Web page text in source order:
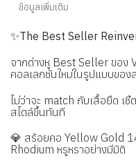
ข้อมูลเพิ่มเติม
✨The Best Seller
จากต่างหู Best Seller ของ
คอลเลกชันใหม่ในรูปแบบขอ
ไม่ว่าจะ match กับเสื้อยืด เ
สไตล์ขึ้นทันที
💎 สร้อยคอ Yellow Gold
Rhodium หรูหราอย่างมีมิติ